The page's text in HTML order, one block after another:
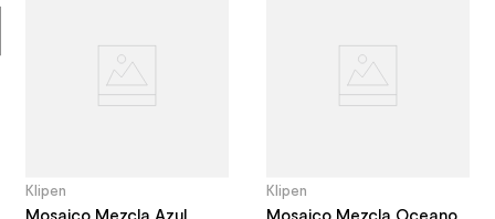
Klipen
Mosaico Mezcla Azul
Klipen
Mosaico Mezcla Oceano